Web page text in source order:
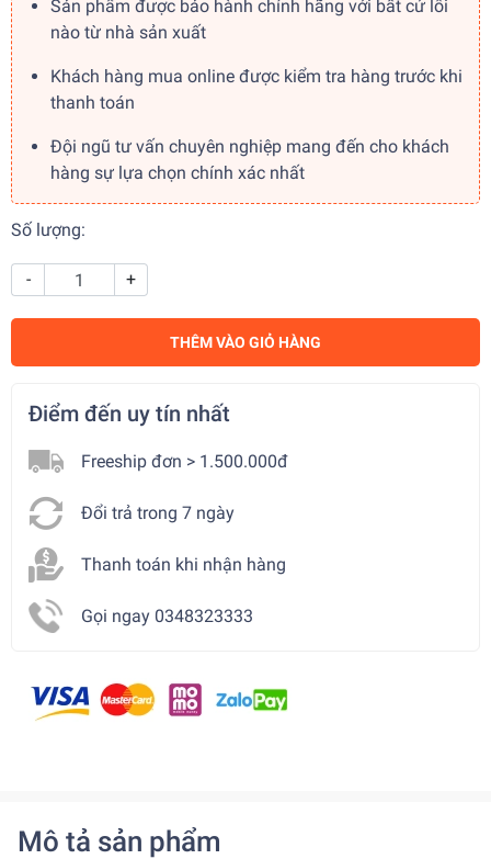
Sản phẩm được bảo hành chính hãng với bất cứ lỗi
nào từ nhà sản xuất
Khách hàng mua online được kiểm tra hàng trước khi
thanh toán
Đội ngũ tư vấn chuyên nghiệp mang đến cho khách
hàng sự lựa chọn chính xác nhất
Số lượng:
- +
THÊM VÀO GIỎ HÀNG
Điểm đến uy tín nhất
Freeship đơn > 1.500.000đ
Đổi trả trong 7 ngày
Thanh toán khi nhận hàng
Gọi ngay 0348323333
Mô tả sản phẩm